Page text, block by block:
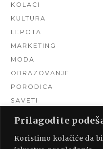
Prilagodite
Koristimo kolačiće da
KOLACI
KULTURA
LEPOTA
MARKETING
MODA
OBRAZOVANJE
PORODICA
SAVETI
TURIZAM
UNCATEGORIZED